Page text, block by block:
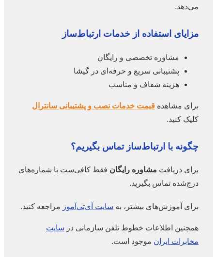
می‌دهد.
مزایای استفاده از خدمات ارتباط‌ساز
مشاوره تخصصی و رایگان
پشتیبانی سریع و حرفه‌ای در گیشا
هزینه شفاف و مناسب
برای مشاهدهقیمت خدمات نصب و پشتیبانی سانترال
کلیک کنید.
چگونه با ارتباط‌ساز تماس بگیریم؟
برای دریافتمشاوره رایگانفقط کافی‌ست با شماره‌های
درج‌شده تماس بگیرید.
برای آموزش‌های بیشتر، به سایت آی‌تی‌آموزمراجعه کنید.
همچنین اطلاعات خطوط تلفن سازمانی در سایت
مخابرات ایرانموجود است.